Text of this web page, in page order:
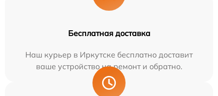
Бесплатная доставка
Наш курьер в Иркутске бесплатно доставит
ваше устройство на ремонт и обратно.